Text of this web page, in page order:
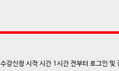
수강신청 시작 시간 1시간 전부터 로그인 및